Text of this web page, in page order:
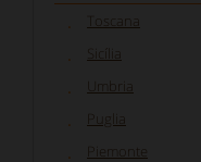
Toscana
Sicília
Umbria
Puglia
Piemonte